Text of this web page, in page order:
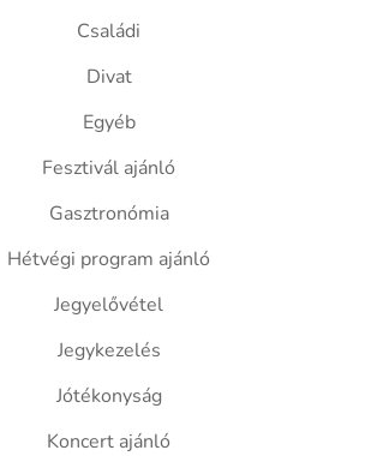
Családi
Divat
Egyéb
Fesztivál ajánló
Gasztronómia
Hétvégi program ajánló
Jegyelővétel
Jegykezelés
Jótékonyság
Koncert ajánló